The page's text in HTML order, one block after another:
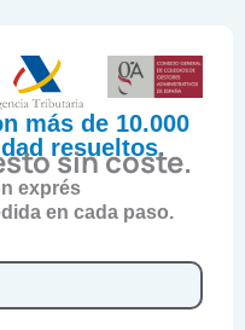
más de 10.000
resueltos.
sin coste.
exprés
en cada paso.